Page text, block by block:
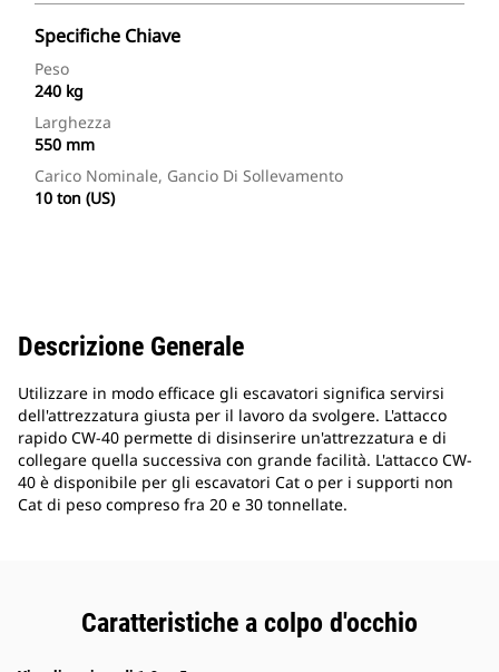
Specifiche Chiave
Peso
240 kg
Larghezza
550 mm
Carico Nominale, Gancio Di Sollevamento
10 ton (US)
Descrizione Generale
Utilizzare in modo efficace gli escavatori significa servirsi
dell'attrezzatura giusta per il lavoro da svolgere. L'attacco
rapido CW-40 permette di disinserire un'attrezzatura e di
collegare quella successiva con grande facilità. L'attacco CW-
40 è disponibile per gli escavatori Cat o per i supporti non
Cat di peso compreso fra 20 e 30 tonnellate.
Caratteristiche a colpo d'occhio